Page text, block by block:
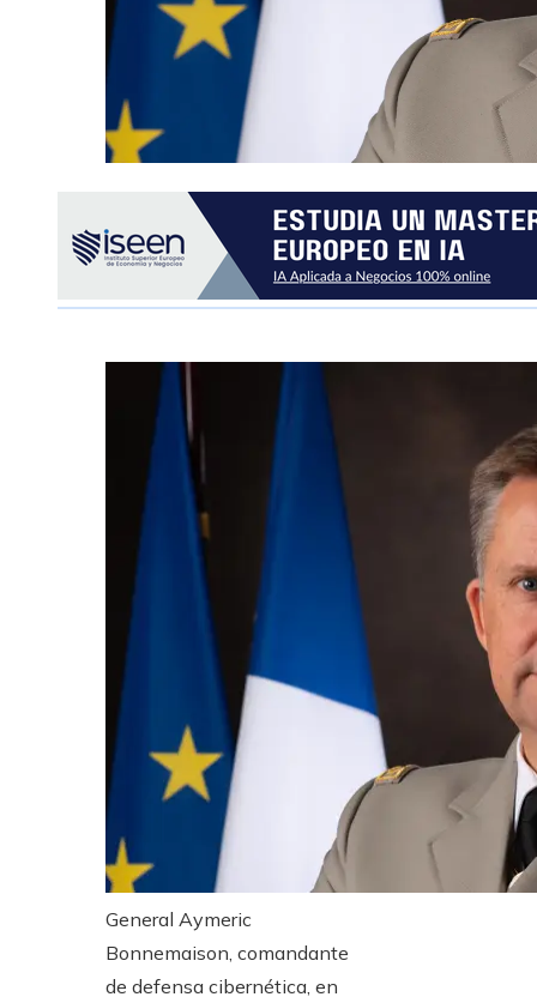
General Aymeric
Bonnemaison, comandante
de defensa cibernética, en